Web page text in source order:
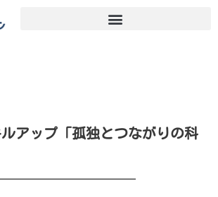
アップ「孤独とつながりの科